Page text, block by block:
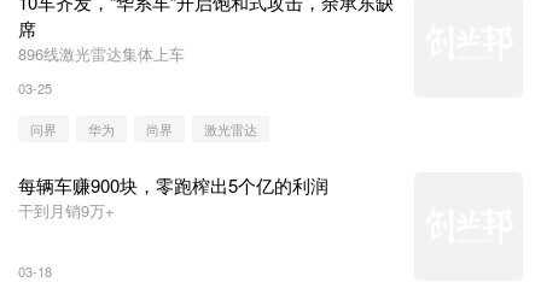
席
896线激光雷达集体上车
03-25
问界 华为 尚界 激光雷达
每辆车赚900块，零跑榨出5个亿的利润
干到月销9万+
03-18